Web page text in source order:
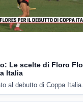
Le scelte di Floro
Italia
al debutto di Coppa